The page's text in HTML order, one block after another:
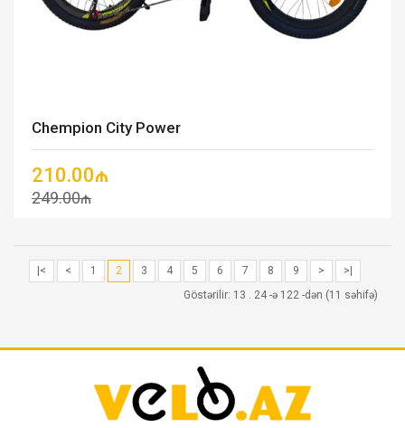
Chempion City Power
210.00₼
249.00₼
|< < 1 2 3 4 5 6 7 8 9 >
>|
Göstərilir: 13 . 24 -ə 122 -dən (11 səhifə)